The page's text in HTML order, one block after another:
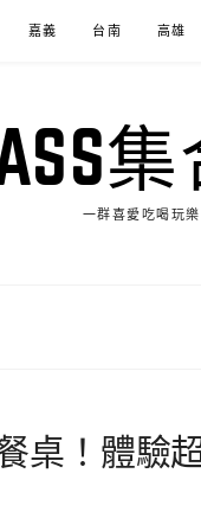
嘉義 台南 高雄
一群喜愛吃喝玩
桌！體驗